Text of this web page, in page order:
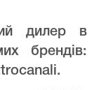
дилер в
брендів: